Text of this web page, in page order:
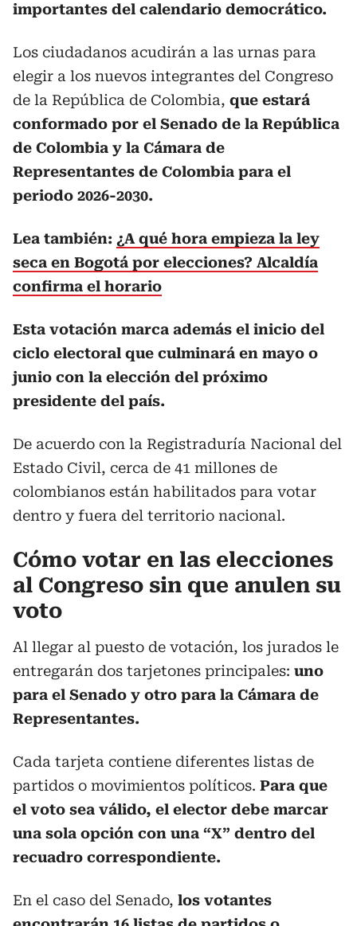
importantes del calendario democrático.
Los ciudadanos acudirán a las urnas para
elegir a los nuevos integrantes del Congreso
de la República de Colombia, que estará
conformado por el Senado de la República
de Colombia y la Cámara de
Representantes de Colombia para el
periodo 2026-2030.
Lea también: ¿A qué hora empieza la ley
seca en Bogotá por elecciones? Alcaldía
confirma el horario
Esta votación marca además el inicio del
ciclo electoral que culminará en mayo o
junio con la elección del próximo
presidente del país.
De acuerdo con la Registraduría Nacional del
Estado Civil, cerca de 41 millones de
colombianos están habilitados para votar
dentro y fuera del territorio nacional.
Cómo votar en las elecciones
al Congreso sin que anulen su
voto
Al llegar al puesto de votación, los jurados le
entregarán dos tarjetones principales: uno
para el Senado y otro para la Cámara de
Representantes.
Cada tarjeta contiene diferentes listas de
partidos o movimientos políticos. Para que
el voto sea válido, el elector debe marcar
una sola opción con una “X” dentro del
recuadro correspondiente.
En el caso del Senado, los votantes